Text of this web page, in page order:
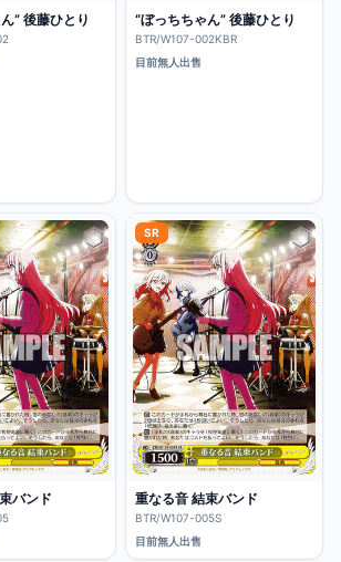
” 後藤ひとり “ぼっちちゃん” 後藤ひとり
BTR/W107-002KBR
目前無人出售
バンド
SR
重なる音 結束バンド
BTR/W107-005S
目前無人出售